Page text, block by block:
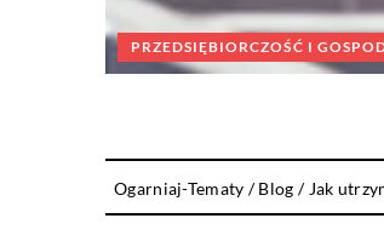
PRZEDSIĘBIORCZOŚĆ I
Ogarniaj-Tematy /Blog / Jak